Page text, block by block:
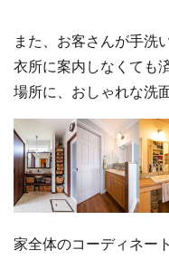
また、お客さんが手洗
衣所に案内しなくても
場所に、おしゃれな洗
家全体のコーディネー